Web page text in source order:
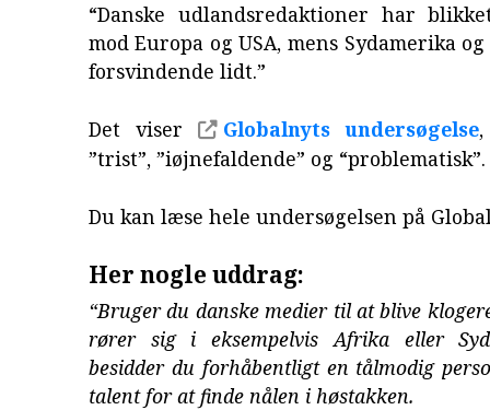
“Danske udlandsredaktioner har
mod Europa og USA, mens Sydamerika
forsvindende lidt.”
Det viser Globalnyts undersøgelse
”trist”, ”iøjnefaldende” og “problematisk”.
Du kan læse hele undersøgelsen på
Her nogle uddrag:
“Bruger du danske medier til at blive
rører sig i eksempelvis Afrika eller
besidder du forhåbentligt en tålmodig
talent for at finde nålen i høstakken.